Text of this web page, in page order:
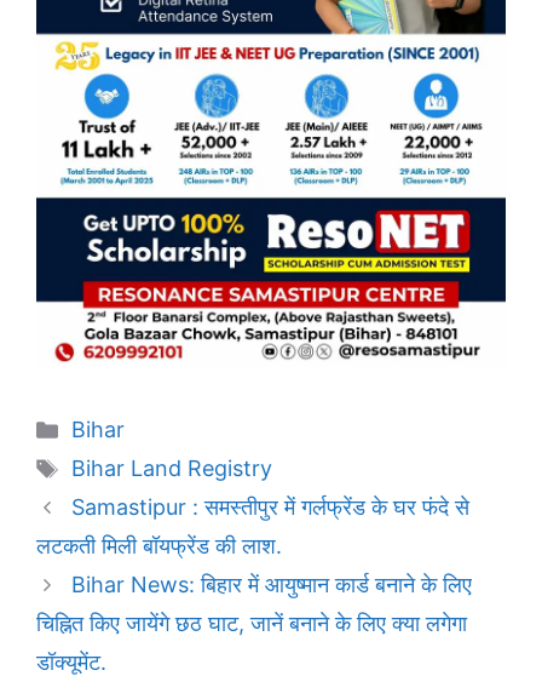
Categories
Bihar
Tags
Bihar Land Registry
Samastipur : समस्तीपुर में गर्लफ्रेंड के घर फंदे से
लटकती मिली बॉयफ्रेंड की लाश.
Bihar News: बिहार में आयुष्मान कार्ड बनाने के लिए
चिह्नित किए जायेंगे छठ घाट, जानें बनाने के लिए क्या लगेगा
डॉक्यूमेंट.